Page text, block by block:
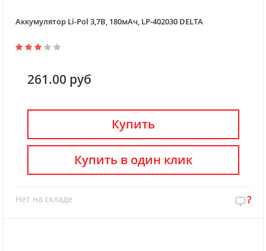
Аккумулятор Li-Pol 3,7В, 180мАч, LP-402030 DELTA
261.00 руб
Купить
Нет на складе ?
Купить в один клик